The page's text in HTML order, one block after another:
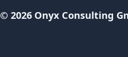
© 2026 Onyx Consulting